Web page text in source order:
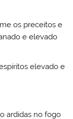
os preceitos e
e elevado
elevado e
ardidas no fogo